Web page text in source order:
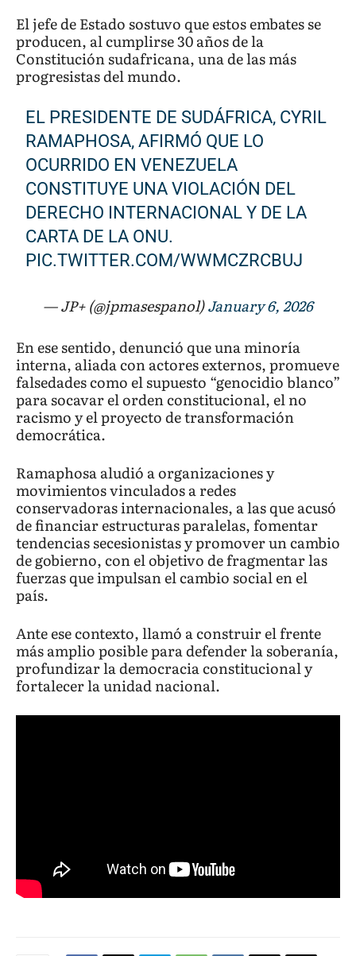
El jefe de Estado sostuvo que estos embates se
producen, al cumplirse 30 años de la
Constitución sudafricana, una de las más
progresistas del mundo.
EL PRESIDENTE DE SUDÁFRICA, CYRIL
RAMAPHOSA, AFIRMÓ QUE LO
OCURRIDO EN VENEZUELA
CONSTITUYE UNA VIOLACIÓN DEL
DERECHO INTERNACIONAL Y DE LA
CARTA DE LA ONU.
PIC.TWITTER.COM/WWMCZRCBUJ
— JP+ (@jpmasespanol)January 6, 2026
En ese sentido, denunció que una minoría
interna, aliada con actores externos, promueve
falsedades como el supuesto “genocidio blanco”
para socavar el orden constitucional, el no
racismo y el proyecto de transformación
democrática.
Ramaphosa aludió a organizaciones y
movimientos vinculados a redes
conservadoras internacionales, a las que acusó
de financiar estructuras paralelas, fomentar
tendencias secesionistas y promover un cambio
de gobierno, con el objetivo de fragmentar las
fuerzas que impulsan el cambio social en el
país.
Ante ese contexto, llamó a construir el frente
más amplio posible para defender la soberanía,
profundizar la democracia constitucional y
fortalecer la unidad nacional.